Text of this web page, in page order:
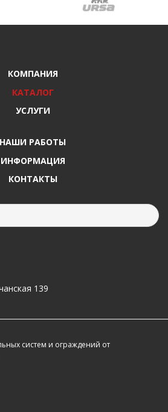
КОМПАНИЯ
КАТАЛОГ
УСЛУГИ
НАШИ РАБОТЫ
ИНФОРМАЦИЯ
КОНТАКТЫ
139
систем и ограждений от